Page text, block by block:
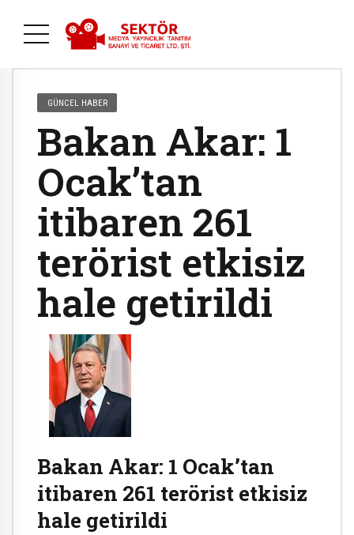
GÜNCEL HABER
Bakan Akar: 1
Ocak’tan
itibaren 261
terörist etkisiz
hale getirildi
Bakan Akar: 1 Ocak’tan
itibaren 261 terörist etkisiz
hale getirildi